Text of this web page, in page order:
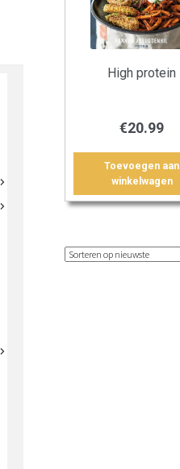
High protein
€20.99
Toevoegen aan
winkelwagen